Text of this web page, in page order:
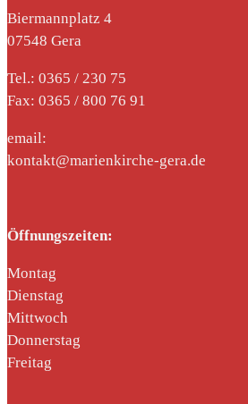
Biermannplatz 4
07548 Gera
Tel.: 0365 / 230 75
Fax: 0365 / 800 76 91
email:
kontakt@marienkirche-gera.de
Öffnungszeiten:
Montag
Dienstag
Mittwoch
Donnerstag
Freitag